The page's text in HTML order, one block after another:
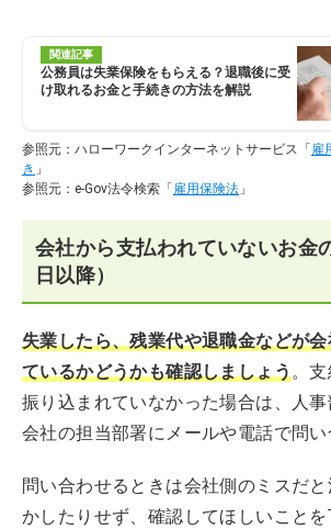
関連記事
公務員は失業保険をもらえる？退職後に受
け取れるお金と手続きの方法を解説
参照元：ハローワークインターネットサービス「 雇
き 」
参照元：e-Gov法令検索「 雇用保険法 」
会社から支払われていないお金
日以降）
失業したら、残業代や退職金などが
ているかどうかも確認しましょう。
振り込まれていなかった場合は、人
会社の担当部署にメールや電話で問い
問い合わせるときは会社側のミスだ
かしたりせず、確認してほしいこと